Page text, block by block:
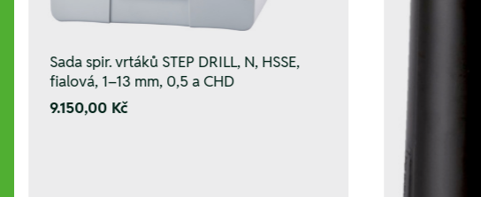
Sada spir. vrtáků STEP DRILL, N, HSSE,
fialová, 1–13 mm, 0,5 a CHD
9.150,00 Kč